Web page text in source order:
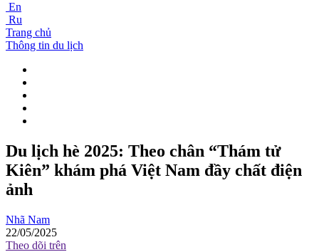
En
Ru
Trang chủ
Thông tin du lịch
Du lịch hè 2025: Theo chân “Thám tử
Kiên” khám phá Việt Nam đầy chất điện
ảnh
Nhã Nam
22/05/2025
Theo dõi trên